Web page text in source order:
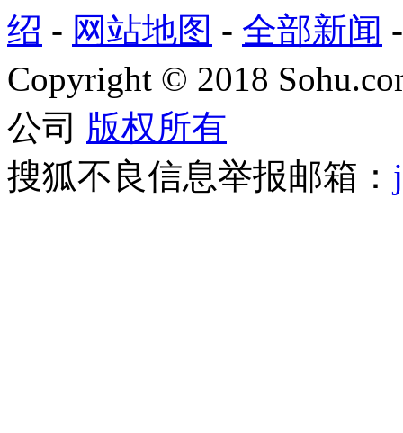
绍 - 网站地图 - 全部新闻
Copyright © 2018
公司 版权所有
搜狐不良信息举报邮箱：